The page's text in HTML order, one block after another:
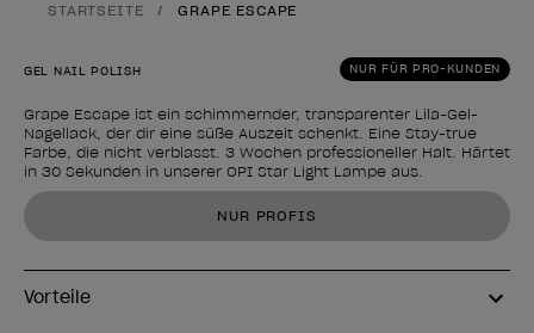
STARTSEITE GRAPE ESCAPE
NUR FÜR PRO-KUNDEN
GEL NAIL POLISH
Grape Escape ist ein schimmernder, transparenter Lila-Gel-
Nagellack, der dir eine süße Auszeit schenkt. Eine Stay-true
Farbe, die nicht verblasst. 3 Wochen professioneller Halt. Härtet
in 30 Sekunden in unserer OPI Star Light Lampe aus.
Form des Produkts
NUR PROFIS
Vorteile